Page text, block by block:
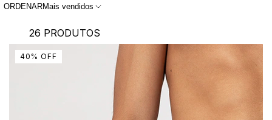
ORDENARMais vendidos
26 PRODUTOS
40 % OFF